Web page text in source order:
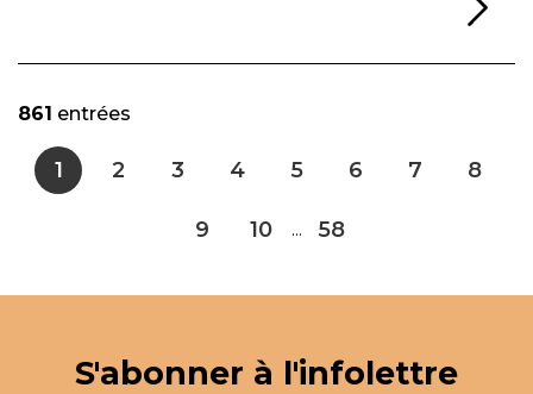
861 entrées
1 2 3 4 5 6 7 8
9 10 ... 58
S'abonner à l'infolettre